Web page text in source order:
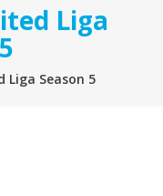
Liga
Liga Season 5